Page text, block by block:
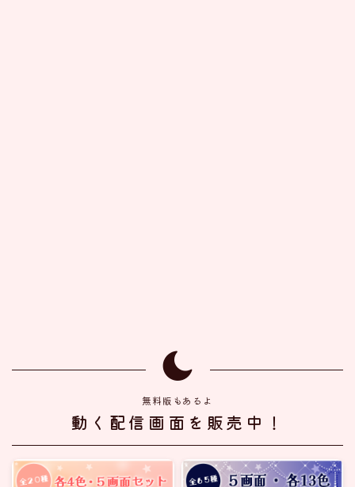
無料版もあるよ
動く配信画面を販売中！